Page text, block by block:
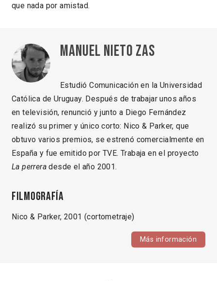
que nada por amistad.
Manuel Nieto Zas
Estudió Comunicación en la Universidad
Católica de Uruguay. Después de trabajar unos años
en televisión, renunció y junto a Diego Fernández
realizó su primer y único corto: Nico & Parker, que
obtuvo varios premios, se estrenó comercialmente en
España y fue emitido por TVE. Trabaja en el proyecto
La perrera desde el año 2001.
Filmografía
Nico & Parker, 2001 (cortometraje)
Más información